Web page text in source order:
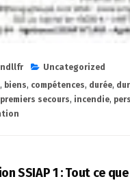
Uncategorized
, biens, compétences, durée,
secours, incendie,
SSIAP 1 : Tout ce